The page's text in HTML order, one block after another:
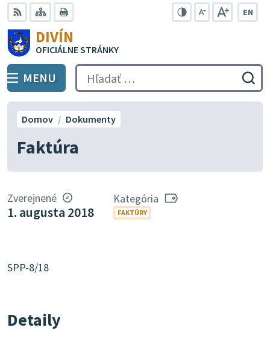
Preskočiť
na
obsah
RSS Mapa
EN
DIVÍN
OFICIÁLNE STRÁNKY
PREPNÚŤ
MENU Hľadať:
Faktúra
Domov Dokumenty
Zverejnené
1. augusta 2018
Kategória
FAKTÚRY
SPP-8/18
Detaily